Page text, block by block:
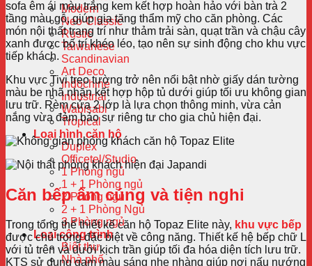
Modern
Neo-Classic
Rustic
Taiwanese
Scandinavian
Art Deco
Indochine
Industrial
Wabisabi
Tropical
Loại hình căn hộ
Duplex
Officetel/Studio
1 Phòng ngủ
1 + 1 Phòng ngủ
2 Phòng ngủ
2 + 1 Phòng Ngủ
3 Phòng ngủ
Loại công trình
Biệt thự
Nhà phố
sofa êm ái màu trắng kem kết hợp hoàn hảo với bàn trà 2
tầng màu gỗ, giúp gia tăng thẩm mỹ cho căn phòng. Các
món nội thất trang trí như thảm trải sàn, quạt trần và chậu cây
xanh được bố trí khéo léo, tạo nên sự sinh động cho khu vực
tiếp khách.
Khu vực Tivi treo tường trở nên nổi bật nhờ giấy dán tường
màu be nhã nhặn kết hợp hộp tủ dưới giúp tối ưu không gian
lưu trữ. Rèm cửa 2 lớp là lựa chọn thông minh, vừa cản
nắng vừa đảm bảo sự riêng tư cho gia chủ hiện đại.
Căn bếp ấm cúng và tiện nghi
Trong tổng thể thiết kế căn hộ Topaz Elite này, khu vực bếp
được chú trọng đặc biệt về công năng. Thiết kế hệ bếp chữ L
với tủ trên và dưới kịch trần giúp tối đa hóa diện tích lưu trữ.
KTS sử dụng gam màu sáng nhẹ nhàng giúp nơi nấu nướng